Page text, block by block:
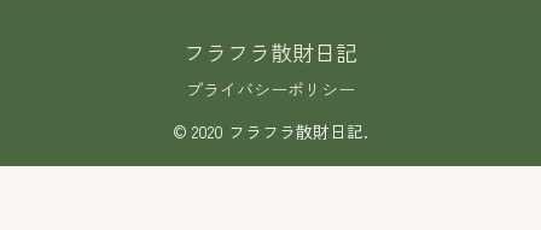
フラフラ散財日記
プライバシーポリシー
© 2020 フラフラ散財日記.